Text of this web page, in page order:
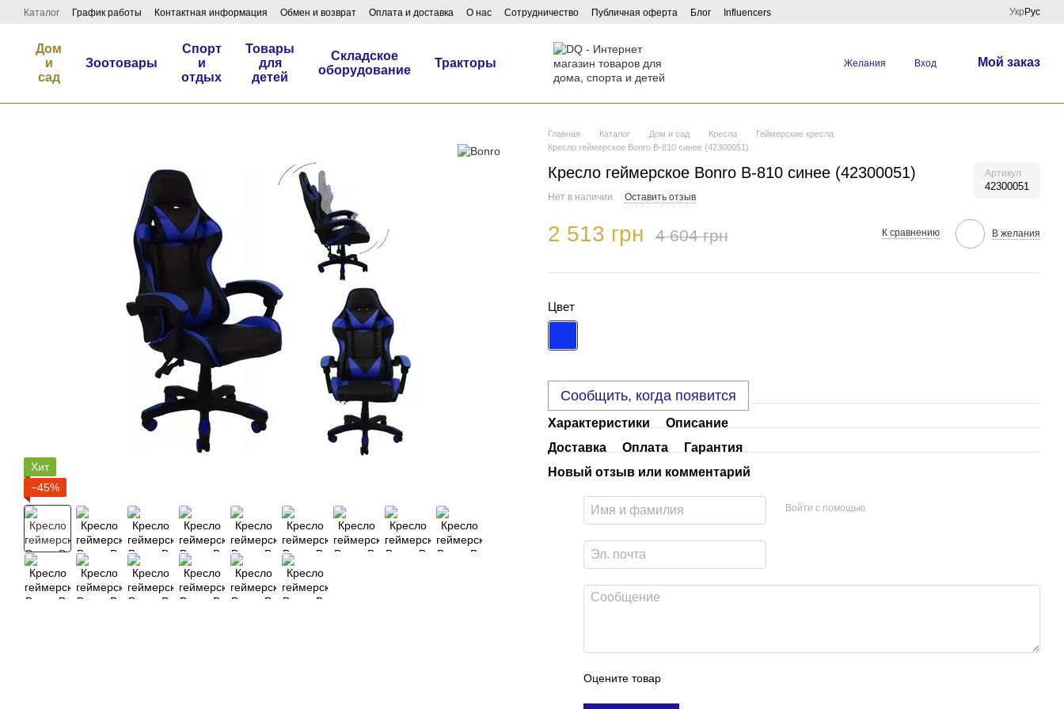
Перейти к основному контенту
Каталог График работы Контактная информация Обмен и возврат Оплата и доставка О нас Сотрудничество Публичная оферта Блог Influencers Укр Рус
Дом
и
сад
Зоотовары
Спорт
и
отдых
Товары
для
детей
Складское
оборудование
Тракторы Желания Вход Мой заказ
Хит
−45%
Главная Каталог Дом и сад Кресла
Геймерские кресла
Кресло геймерское Bonro B-810 синее (42300051)
Кресло геймерское Bonro B-810 синее (42300051) Артикул
42300051
Нет в наличии Оставить отзыв
2 513 грн 4 604 грн К сравнению В желания
Цвет
Сообщить, когда появится
Характеристики
Описание
Доставка
Оплата
Гарантия
Новый отзыв или комментарий
Войти с помощью
Оцените товар